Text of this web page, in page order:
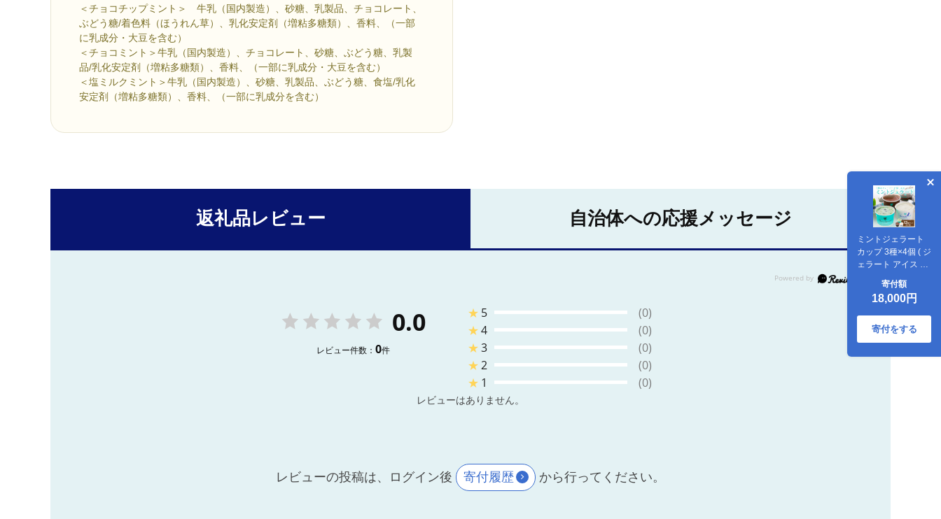
＜チョコチップミント＞ 牛乳（国内製造）、砂糖、乳製品、チョコレート、
ぶどう糖/着色料（ほうれん草）、乳化安定剤（増粘多糖類）、香料、（一部
に乳成分・大豆を含む）
＜チョコミント＞牛乳（国内製造）、チョコレート、砂糖、ぶどう糖、乳製
品/乳化安定剤（増粘多糖類）、香料、（一部に乳成分・大豆を含む）
＜塩ミルクミント＞牛乳（国内製造）、砂糖、乳製品、ぶどう糖、食塩/乳化
安定剤（増粘多糖類）、香料、（一部に乳成分を含む）
ミントジェラート
カップ 3種×4個 ( ジ
ェラート アイス ア
カ チョコ ミント ミ
ントアイス スイー
ツ チョコチップミ
ント カカオ カップ
アイス ふるさと納
寄付額
18,000円
寄付をする
返礼品レビュー 自治体への応援メッセージ
0.0
レビュー件数： 0件
★ 5
(0)
★4
(0)
★3
(0)
★2
(0)
★ 1 (0)
レビューはありません。
レビューの投稿は、ログイン後 寄付履歴 から行ってください。